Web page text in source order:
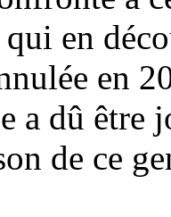
en
en
a dû être
de ce